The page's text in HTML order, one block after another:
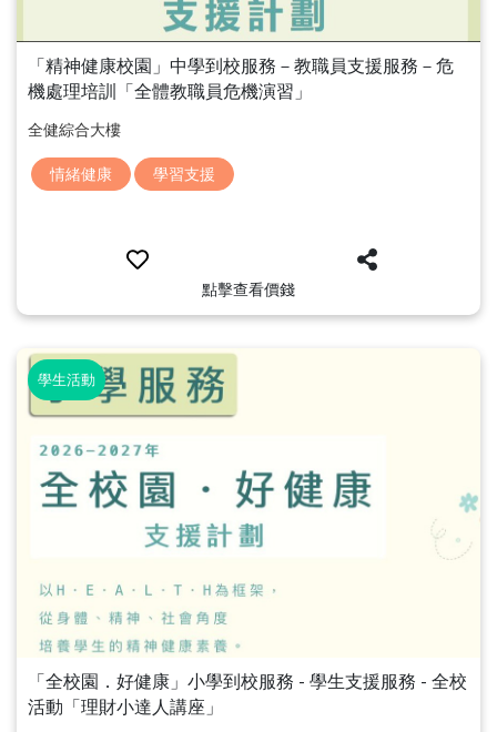
「精神健康校園」中學到校服務－教職員支援服務－危
機處理培訓「全體教職員危機演習」
全健綜合大樓
情緒健康 學習支援
點擊查看價錢
學生活動
「全校園．好健康」小學到校服務 - 學生支援服務 - 全校
活動「理財小達人講座」